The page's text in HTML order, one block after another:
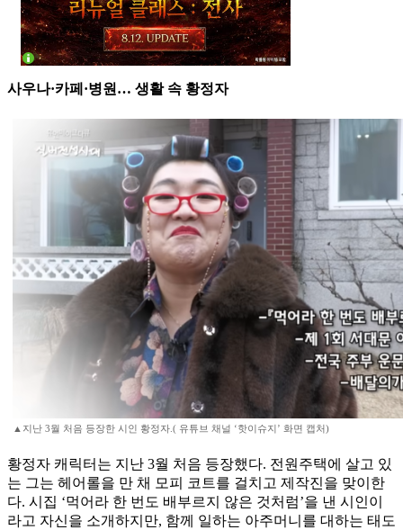
사우나·카페·병원… 생활 속 황정자
▲지난 3월 처음 등장한 시인 황정자.( 유튜브 채널 ‘핫이슈지’ 화면 캡처)
황정자 캐릭터는 지난 3월 처음 등장했다. 전원주택에 살고 있
는 그는 헤어롤을 만 채 모피 코트를 걸치고 제작진을 맞이한
다. 시집 ‘먹어라 한 번도 배부르지 않은 것처럼’을 낸 시인이
라고 자신을 소개하지만, 함께 일하는 아주머니를 대하는 태도